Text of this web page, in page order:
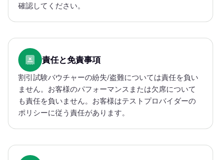
確認してください。
責任と免責事項
割引試験バウチャーの紛失/盗難については責任を負い
ません。お客様のパフォーマンスまたは欠席について
も責任を負いません。お客様はテストプロバイダーの
ポリシーに従う責任があります。